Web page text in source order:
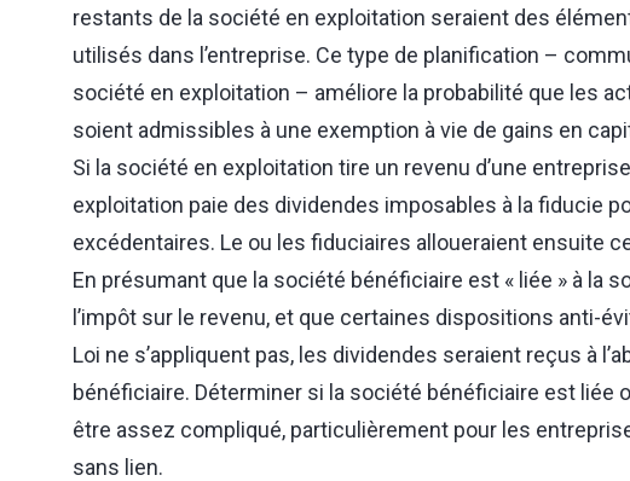
restants de la société en exploitation seraient des
utilisés dans l’entreprise. Ce type de planification –
société en exploitation – améliore la probabilité que les
soient admissibles à une exemption à vie de gains en
Si la société en exploitation tire un revenu d’une
exploitation paie des dividendes imposables à la fiducie
excédentaires. Le ou les fiduciaires alloueraient ensuite
En présumant que la société bénéficiaire est « liée » à la
l’impôt sur le revenu, et que certaines dispositions anti-
Loi ne s’appliquent pas, les dividendes seraient reçus à
bénéficiaire. Déterminer si la société bénéficiaire est liée
être assez compliqué, particulièrement pour les
sans lien.